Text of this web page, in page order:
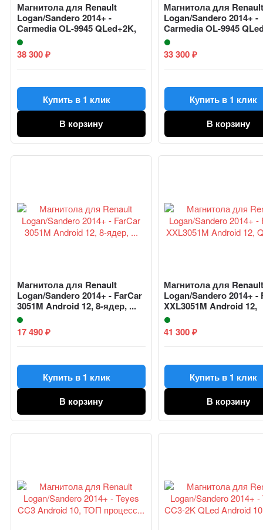
Магнитола для Renault
Logan/Sandero 2014+ -
Carmedia OL-9945 QLed+2K,
Android...
38 300₽
Купить в 1 клик
В корзину
Магнитола для
Logan/Sandero 2014+ -
Carmedia OL-9945
Android 10...
33 300₽
Купить в 1 клик
В корзину
Магнитола для Renault
Logan/Sandero 2014+ - FarCar
3051M Android 12, 8-ядер, ...
17 490₽
Купить в 1 клик
В корзину
Магнитола для
Logan/Sandero 2014+ -
XXL3051M Android 12,
QLED,...
41 300₽
Купить в 1 клик
В корзину